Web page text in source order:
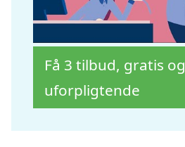
Få 3 tilbud, gratis og
uforpligtende